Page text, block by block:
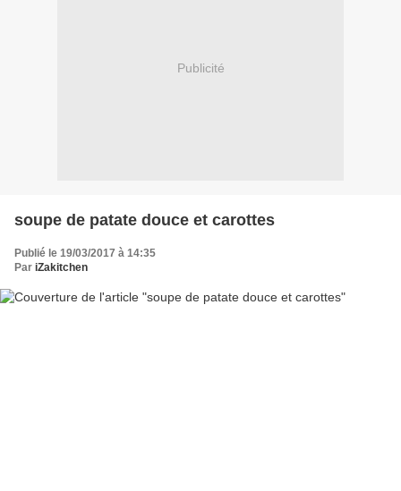
Publicité
soupe de patate douce et carottes
Publié le 19/03/2017 à 14:35
Par iZakitchen